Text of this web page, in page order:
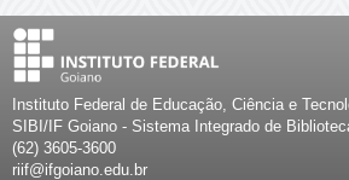
Instituto Federal de Educação, Ciência e
SIBI/IF Goiano - Sistema Integrado de
(62) 3605-3600
riif@ifgoiano.edu.br